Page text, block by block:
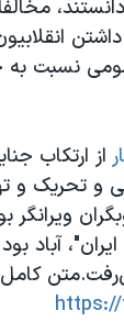
صلح
نسبت به
از ارتکاب
و تحریک و
ويرانگر
آباد
کامل
https://